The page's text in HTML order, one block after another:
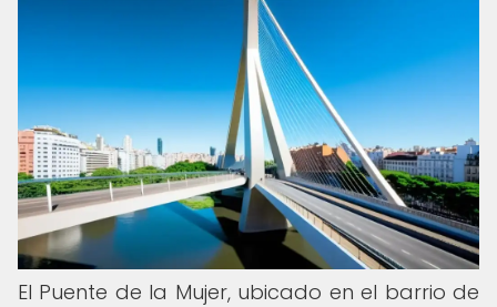
El Puente de la Mujer, ubicado en el barrio de